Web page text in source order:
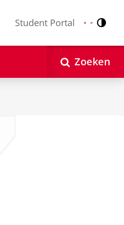
Student Portal Nederlands
English
Zoeken